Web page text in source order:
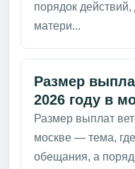
порядок
матери...
Размер
2026 году в
Размер выплат
москве — тема,
обещания, а